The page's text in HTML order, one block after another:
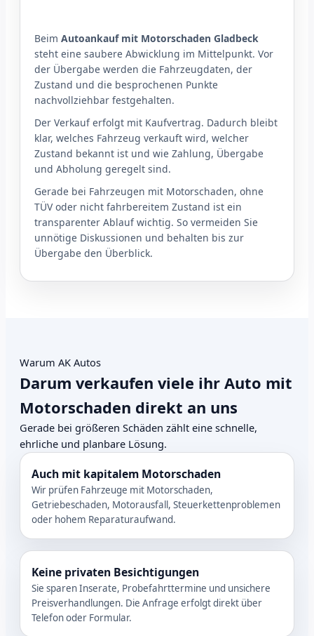
Beim Autoankauf mit Motorschaden Gladbeck
steht eine saubere Abwicklung im Mittelpunkt. Vor
der Übergabe werden die Fahrzeugdaten, der
Zustand und die besprochenen Punkte
nachvollziehbar festgehalten.
Der Verkauf erfolgt mit Kaufvertrag. Dadurch bleibt
klar, welches Fahrzeug verkauft wird, welcher
Zustand bekannt ist und wie Zahlung, Übergabe
und Abholung geregelt sind.
Gerade bei Fahrzeugen mit Motorschaden, ohne
TÜV oder nicht fahrbereitem Zustand ist ein
transparenter Ablauf wichtig. So vermeiden Sie
unnötige Diskussionen und behalten bis zur
Übergabe den Überblick.
Warum AK Autos
Darum verkaufen viele ihr Auto mit
Motorschaden direkt an uns
Gerade bei größeren Schäden zählt eine schnelle,
ehrliche und planbare Lösung.
Auch mit kapitalem Motorschaden
Wir prüfen Fahrzeuge mit Motorschaden,
Getriebeschaden, Motorausfall, Steuerkettenproblemen
oder hohem Reparaturaufwand.
Keine privaten Besichtigungen
Sie sparen Inserate, Probefahrttermine und unsichere
Preisverhandlungen. Die Anfrage erfolgt direkt über
Telefon oder Formular.